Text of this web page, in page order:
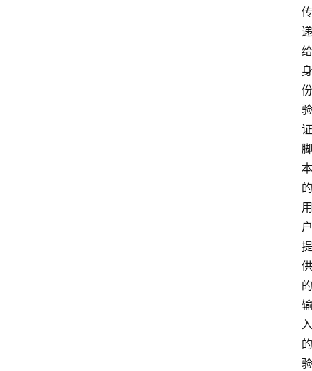
传
递
给
身
份
验
证
脚
本
的
用
户
提
供
的
输
入
的
验